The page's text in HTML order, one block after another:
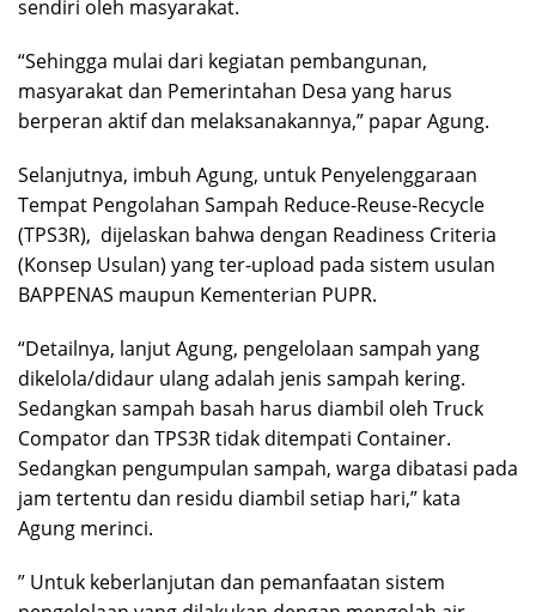
sendiri oleh masyarakat.
“Sehingga mulai dari kegiatan pembangunan,
masyarakat dan Pemerintahan Desa yang harus
berperan aktif dan melaksanakannya,” papar Agung.
Selanjutnya, imbuh Agung, untuk Penyelenggaraan
Tempat Pengolahan Sampah Reduce-Reuse-Recycle
(TPS3R), dijelaskan bahwa dengan Readiness Criteria
(Konsep Usulan) yang ter-upload pada sistem usulan
BAPPENAS maupun Kementerian PUPR.
“Detailnya, lanjut Agung, pengelolaan sampah yang
dikelola/didaur ulang adalah jenis sampah kering.
Sedangkan sampah basah harus diambil oleh Truck
Compator dan TPS3R tidak ditempati Container.
Sedangkan pengumpulan sampah, warga dibatasi pada
jam tertentu dan residu diambil setiap hari,” kata
Agung merinci.
” Untuk keberlanjutan dan pemanfaatan sistem